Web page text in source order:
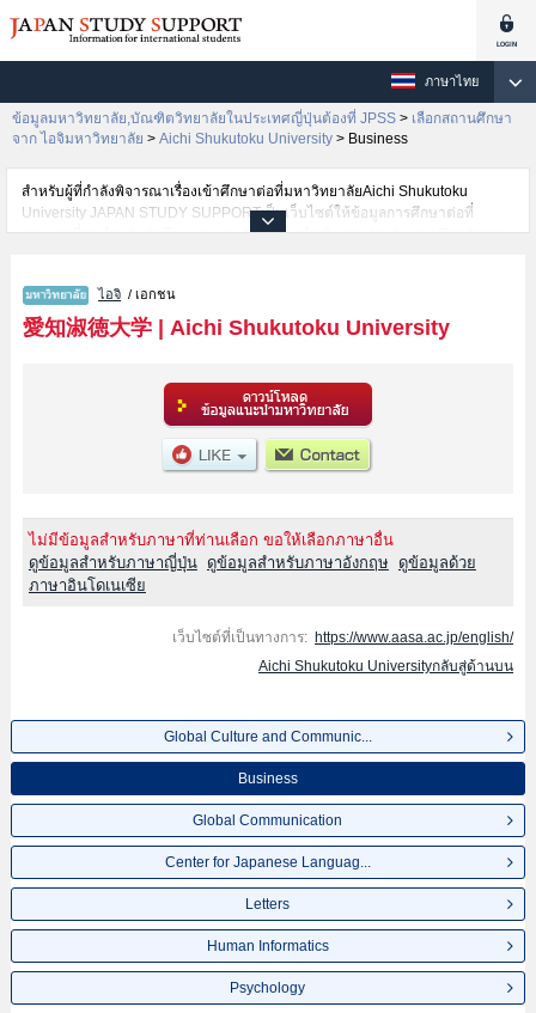
ภาษาไทย
ข้อมูลมหาวิทยาลัย,บัณฑิตวิทยาลัยในประเทศญี่ปุ่นต้องที่ JPSS > เลือกสถานศึกษา
จาก ไอจิมหาวิทยาลัย > Aichi Shukutoku University > Business
สำหรับผู้ที่กำลังพิจารณาเรื่องเข้าศึกษาต่อที่มหาวิทยาลัยAichi Shukutoku
University JAPAN STUDY SUPPORTเป็นเว็บไซต์ให้ข้อมูลการศึกษาต่อที่
ประเทศญี่ปุ่นสำหรับนักศึกษาต่างชาติโดยการดำเนินงานร่วมกันของ The Asian
CommunicationหรือคณะBusinessหรือคณะGlobal Communicationหรือ
คณะCenter for Japanese Language and CultureหรือคณะLettersหรือ
คณะHuman InformaticsหรือคณะPsychologyหรือคณะCreation and
Health SciencesหรือคณะHuman ServicesหรือคณะEducation (tentative
translation)หรือคณะArchitecture (tentative translation) ไว้ เป็นต้นไว้สำหรับผู้ที่
ต้องการค้นหาข้อมูลการศึกษาต่อเกี่ยวกับAichi Shukutoku University กรุณาใช้
เว็บไซต์นี้เพื่อการค้นหาข้อมูลตามอัธยาศัย นอกจากนั้นยังมีข้อมูลของสถาบันการ
ศึกษาระดับมหาวิทยาลัย,บัณฑิตวิทยาลัย,วิทยาลัยระดับอนุปริญญา,วิทยาลัย
ไอจิ / เอกชน
愛知淑徳大学| Aichi Shukutoku University
ไม่มีข้อมูลสำหรับภาษาที่ท่านเลือก ขอให้เลือกภาษาอื่น
ดูข้อมูลสำหรับภาษาญี่ปุ่น
ดูข้อมูลสำหรับภาษาอังกฤษ
ดูข้อมูลด้วย
ภาษาอินโดเนเซีย
เว็บไซต์ที่เป็นทางการ: https://www.aasa.ac.jp/english/
Aichi Shukutoku Universityกลับสู่ด้านบน
Global Culture and Communic...
Business
Global Communication
Center for Japanese Languag...
Letters
Human Informatics
Psychology